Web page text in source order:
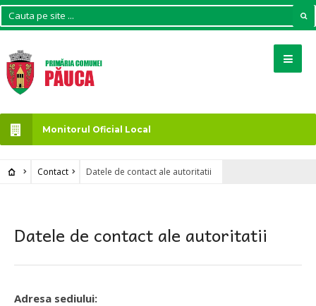
Monitorul Oficial Local
Contact Datele de contact ale autoritatii
Datele de contact ale autoritatii
Adresa sediului: